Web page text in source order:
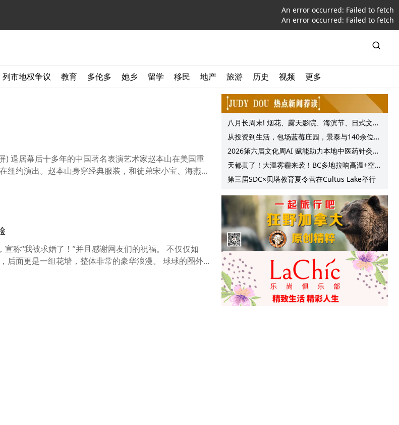
An error occurred: Failed to fetch
An error occurred: Failed to fetch
列市地权争议 教育 多伦多 她乡 留学 移民 地产 旅游 历史 视频 更多
退居幕后十多年的中国著名表演艺术家赵本山在美国重
纽约演出。赵本山身穿经典服装，和徒弟宋小宝、海燕
称“我被求婚了！”并且感谢网友们的祝福。 不仅仅如
后面更是一组花墙，整体非常的豪华浪漫。 球球的圈外
八月长周末! 烟花、露天影院、海滨节、日式文化
节庆, 大温哥华各种精彩活动上线!
从投资到生活，包场蓝莓庄园，景泰与140余位客
户共享夏日”莓”好时光
2026第六届文化周AI 赋能助力本地中医药针灸服
务提质升级
天都黄了！大温雾霾来袭！BC多地拉响高温+空气
质量预警 最高可达35°C！
第三届SDC×贝塔教育夏令营在Cultus Lake举行